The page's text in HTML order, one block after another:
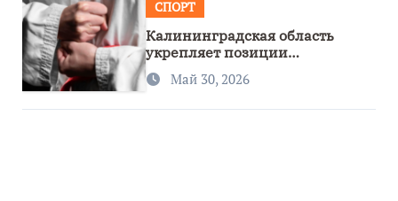
СПОРТ
Калининградская область
укрепляет позиции
спортивного региона
Май 30, 2026